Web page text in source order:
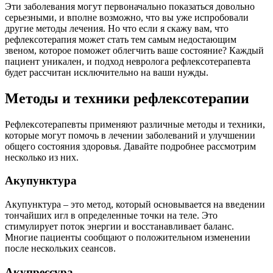
Эти заболевания могут первоначально показаться довольно
серьезными, и вполне возможно, что вы уже испробовали
другие методы лечения. Но что если я скажу вам, что
рефлексотерапия может стать тем самым недостающим
звеном, которое поможет облегчить ваше состояние? Каждый
пациент уникален, и подход невролога рефлексотерапевта
будет рассчитан исключительно на ваши нужды.
Методы и техники рефлексотерапии
Рефлексотерапевты применяют различные методы и техники,
которые могут помочь в лечении заболеваний и улучшении
общего состояния здоровья. Давайте подробнее рассмотрим
несколько из них.
Акупунктура
Акупунктура – это метод, который основывается на введении
тончайших игл в определенные точки на теле. Это
стимулирует поток энергии и восстанавливает баланс.
Многие пациенты сообщают о положительном изменении
после нескольких сеансов.